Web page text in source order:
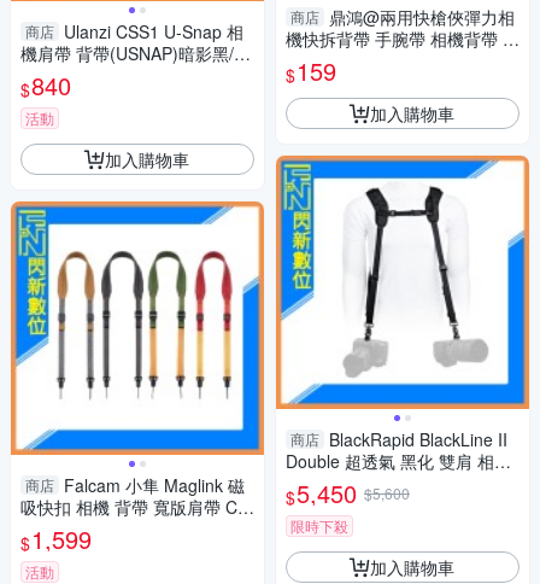
商店 Ulanzi CSS1 U-Snap 相
機肩帶 背帶(USNAP)暗影黑/流
光銀/午夜藍/霧淞綠
$840
活動
加入購物車
商店 Falcam 小隼 Maglink 磁
吸快扣 相機 背帶 寬版肩帶 Cla
ssic V2 (公司貨)
$1,599
活動
商店 鼎鴻@兩用快槍俠彈力相
機快拆背帶 手腕帶 相機背帶 金
屬扣環減壓背帶 泡棉背帶 手腕
繩 相機肩帶
$159
加入購物車
商店 BlackRapid BlackLine II
Double 超透氣 黑化 雙肩 相機
背帶 (公司貨)
$5,450 $5,600
限時下殺
加入購物車